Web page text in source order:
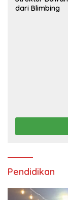
dari Blimbing
Pendidikan